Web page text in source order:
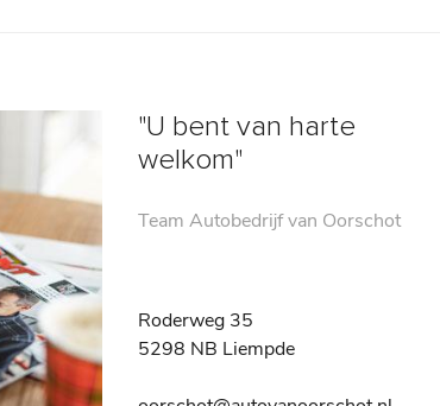
"U bent van harte
welkom"
Team Autobedrijf van Oorschot
Roderweg 35
5298 NB Liempde